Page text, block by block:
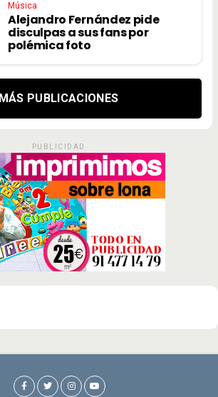
Música
Alejandro Fernández pide
disculpas a sus fans por
polémica foto
MÁS PUBLICACIONES
PUBLICIDAD